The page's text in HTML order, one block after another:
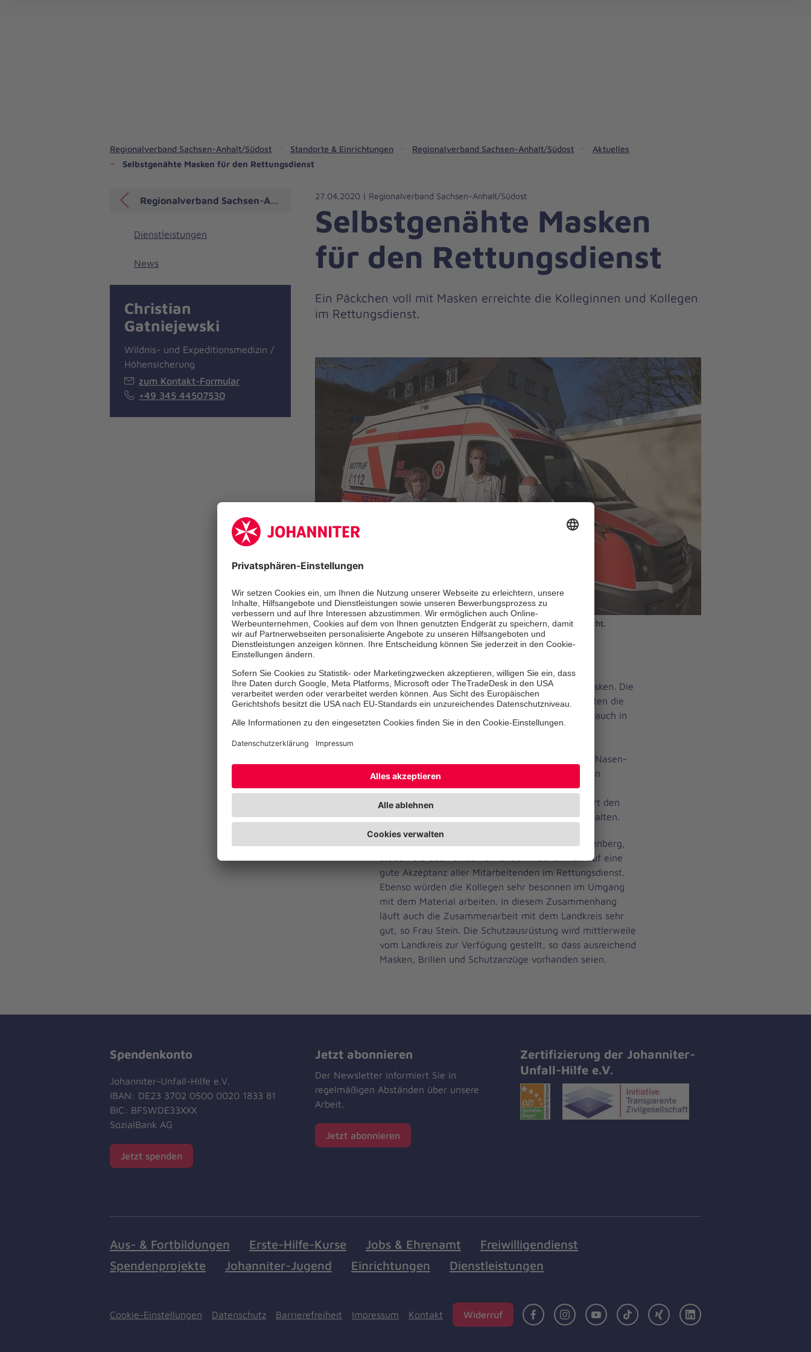
Regionalverband Sachsen-Anhalt/Südost Standorte & Einrichtungen Regionalverband Sachsen-Anhalt/Südost
Aktuelles
Selbstgenähte Masken für den Rettungsdienst
27.04.2020 | Regionalverband Sachsen-Anhalt/Südost
Selbstgenähte Masken
für den Rettungsdienst
Ein Päckchen voll mit Masken erreichte die Kolleginnen und Kollegen
im Rettungsdienst.
Mit unserem neuen Mundschutz sehen wir den Aufgaben klar ins Gesicht.
Vor einigen Tagen erreichte die Rettungswache
Wittenberg ein Päckchen mit selbstgenähten Masken. Die
Mitarbeiterinnen der Kitas in der Umgebung nähten die
Masken aus waschbarer Baumwolle für den Gebrauch in
den Rettungswachen. Da die Mitarbeitenden im
„zusammenleben“, stellt das Tragen eines Mund-Nasen-
Schutzes eine sinnvolle Ergänzung zu den anderen
Vorsorgemaßnahmen dar. So wurden die Tische
auseinandergestellt und die Kollegen aufgefordert den
„Sicherheitsabstand“ auch in den Wachen einzuhalten.
Laut Frau Stein, der Dienststellenleiterin in Wittenberg,
stoßen die doch einschränkenden Maßnahmen auf eine
gute Akzeptanz aller Mitarbeitenden im Rettungsdienst.
Ebenso würden die Kollegen sehr besonnen im Umgang
mit dem Material arbeiten. In diesem Zusammenhang
läuft auch die Zusammenarbeit mit dem Landkreis sehr
gut, so Frau Stein. Die Schutzausrüstung wird mittlerweile
vom Landkreis zur Verfügung gestellt, so dass ausreichend
Masken, Brillen und Schutzanzüge vorhanden seien.
Regionalverband Sachsen-Anhalt/Südost
Dienstleistungen
News
Christian
Gatniejewski
Wildnis- und Expeditionsmedizin /
Höhensicherung
zum Kontakt-Formular
+49 345 44507530
Spendenkonto
Johanniter-Unfall-Hilfe e.V.
IBAN: DE23 3702 0500 0020 1833 81
BIC: BFSWDE33XXX
SozialBank AG
Jetzt spenden
Jetzt abonnieren
Der Newsletter informiert Sie in
regelmäßigen Abständen über unsere
Arbeit.
Jetzt abonnieren
Zertifizierung der Johanniter-
Unfall-Hilfe e.V.
Aus- & Fortbildungen Erste-Hilfe-Kurse Jobs & Ehrenamt
Freiwilligendienst
Spendenprojekte
Johanniter-Jugend Einrichtungen Dienstleistungen
FacebookInstagramYoutubeTikTok Xing LinkedIn
Cookie-Einstellungen Datenschutz Barrierefreiheit Impressum Kontakt Widerruf